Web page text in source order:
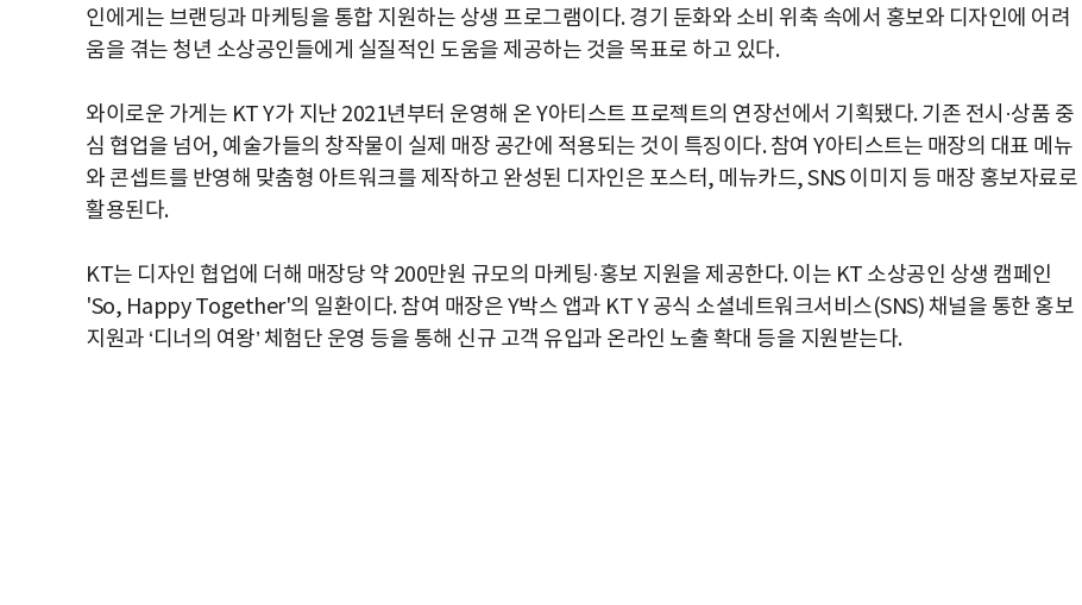
인에게는 브랜딩과 마케팅을 통합 지원하는 상생 프로그램이다. 경기 둔화와 소비 위축 속에서 홍보와 디자인에 어려
움을 겪는 청년 소상공인들에게 실질적인 도움을 제공하는 것을 목표로 하고 있다.
와이로운 가게는 KT Y가 지난 2021년부터 운영해 온 Y아티스트 프로젝트의 연장선에서 기획됐다. 기존 전시·상품 중
심 협업을 넘어, 예술가들의 창작물이 실제 매장 공간에 적용되는 것이 특징이다. 참여 Y아티스트는 매장의 대표 메뉴
와 콘셉트를 반영해 맞춤형 아트워크를 제작하고 완성된 디자인은 포스터, 메뉴카드, SNS 이미지 등 매장 홍보자료로
활용된다.
KT는 디자인 협업에 더해 매장당 약 200만원 규모의 마케팅·홍보 지원을 제공한다. 이는 KT 소상공인 상생 캠페인
'So, Happy Together'의 일환이다. 참여 매장은 Y박스 앱과 KT Y 공식 소셜네트워크서비스(SNS) 채널을 통한 홍보
지원과 ‘디너의 여왕’ 체험단 운영 등을 통해 신규 고객 유입과 온라인 노출 확대 등을 지원받는다.